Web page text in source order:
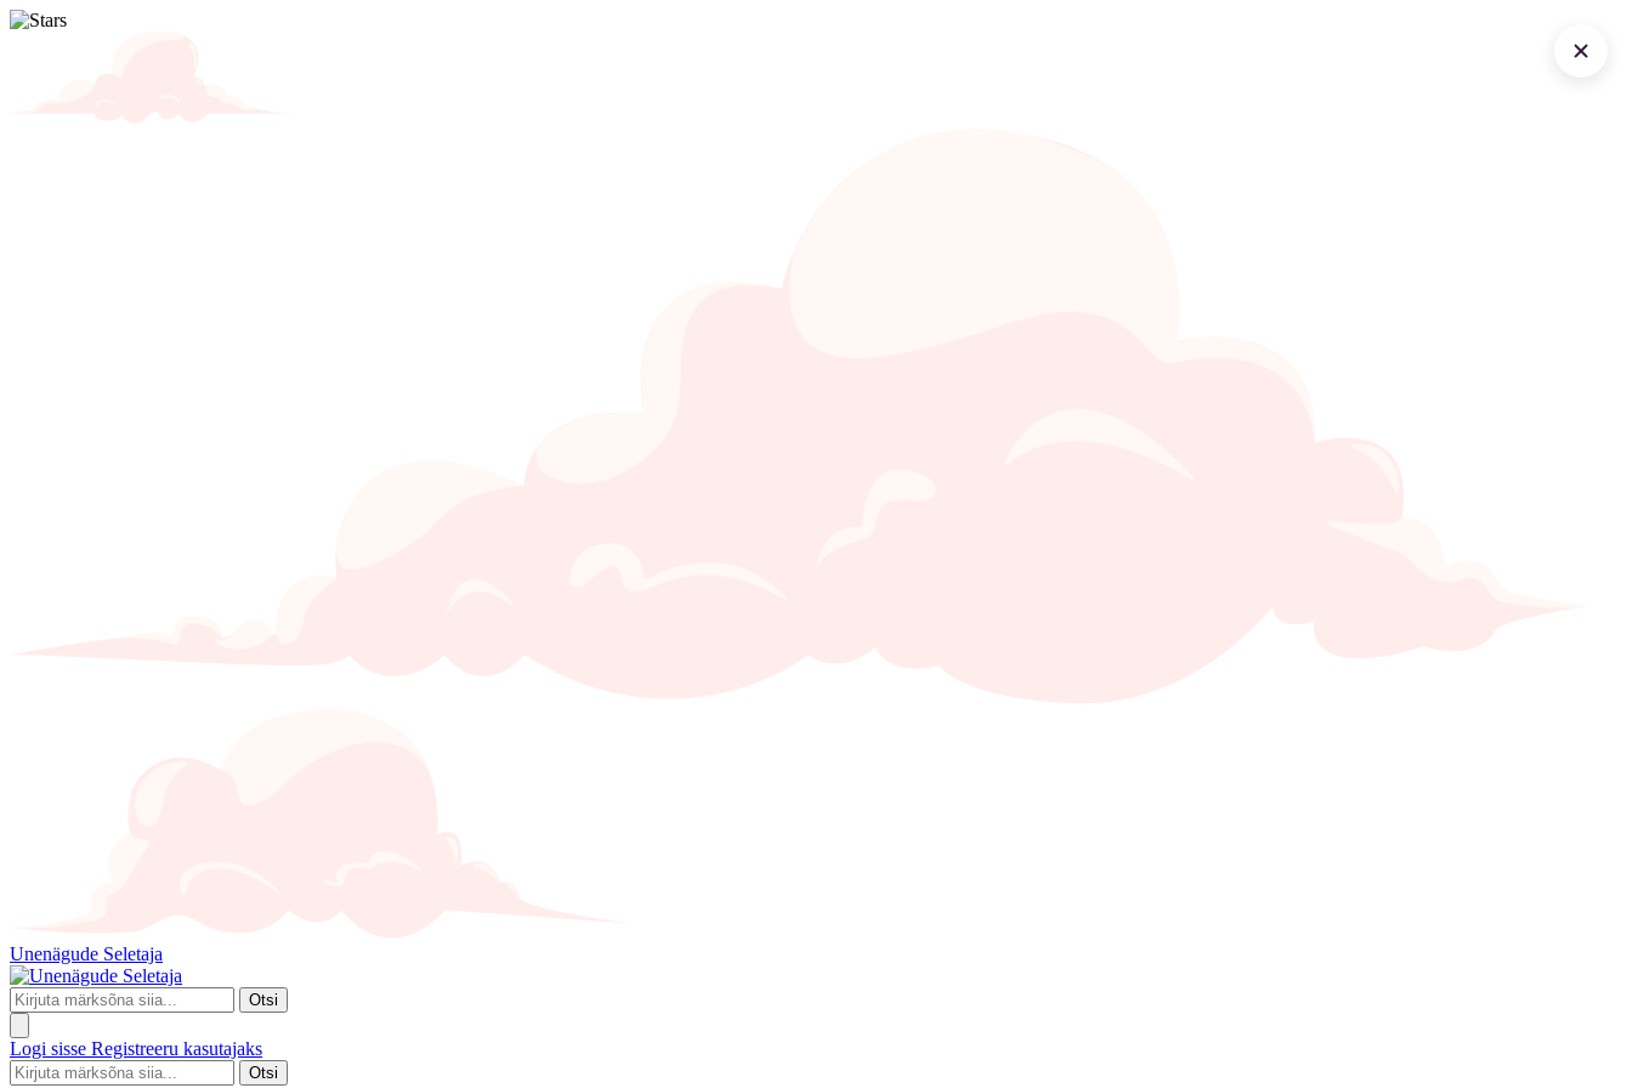
Unenägude Seletaja
Otsi
Logi sisse Registreeru kasutajaks
Otsi